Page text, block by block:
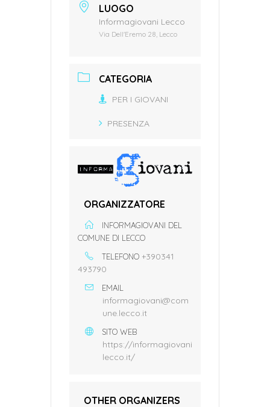
LUOGO
Informagiovani Lecco
Via Dell'Eremo 28, Lecco
CATEGORIA
PER I GIOVANI
PRESENZA
ORGANIZZATORE
INFORMAGIOVANI DEL
COMUNE DI LECCO
TELEFONO +390341
493790
EMAIL
informagiovani@com
une.lecco.it
SITO WEB
https://informagiovani
lecco.it/
OTHER ORGANIZERS